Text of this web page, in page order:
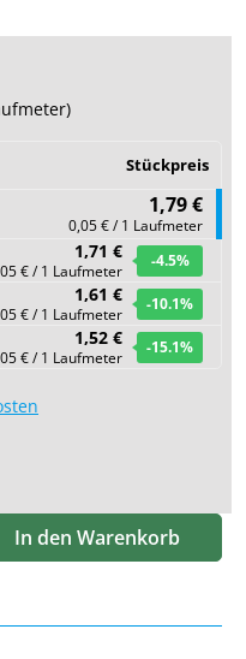
Stückpreis
1,79 €
0,05 € / 1 Laufmeter
1,71 €
€ / 1 Laufmeter
-4.5%
1,61 €
€ / 1 Laufmeter
-10.1%
1,52 €
€ / 1 Laufmeter
-15.1%
Wert ein oder benutze
In den Warenkorb